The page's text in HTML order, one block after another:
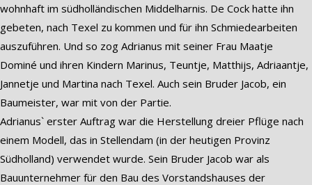
wohnhaft im südholländischen Middelharnis. De Cock hatte ihn
gebeten, nach Texel zu kommen und für ihn Schmiedearbeiten
auszuführen. Und so zog Adrianus mit seiner Frau Maatje
Dominé und ihren Kindern Marinus, Teuntje, Matthijs, Adriaantje,
Jannetje und Martina nach Texel. Auch sein Bruder Jacob, ein
Baumeister, war mit von der Partie.
Adrianus` erster Auftrag war die Herstellung dreier Pflüge nach
einem Modell, das in Stellendam (in der heutigen Provinz
Südholland) verwendet wurde. Sein Bruder Jacob war als
Bauunternehmer für den Bau des Vorstandshauses der